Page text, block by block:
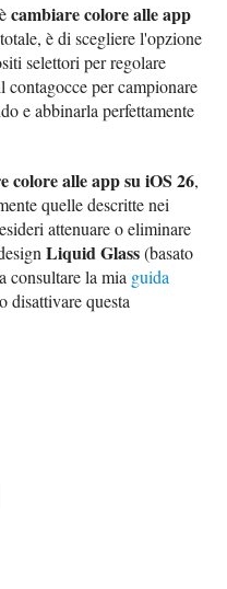
cambiare colore alle app
è di scegliere l'opzione
selettori per regolare
contagocce per campionare
e abbinarla perfettamente
colore alle app su iOS 26,
quelle descritte nei
attenuare o eliminare
Liquid Glass(basato
consultare la mia guida
disattivare questa